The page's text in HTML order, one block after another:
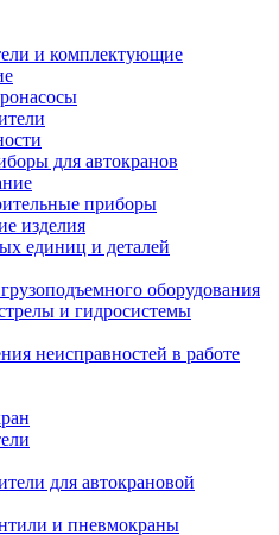
и комплектующие
для автокранов
приборы
изделия
единиц и деталей
оборудования
и гидросистемы
неисправностей в работе
для автокрановой
и пневмокраны